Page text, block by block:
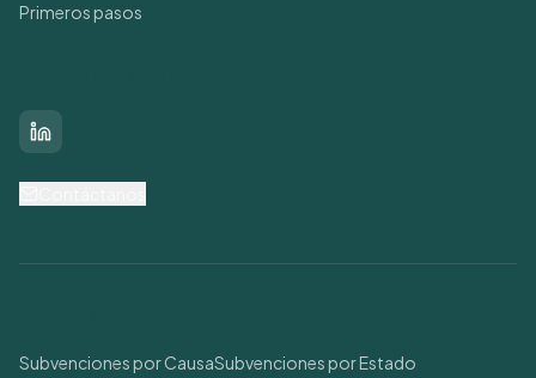
Primeros pasos
LinkedIn
Subvenciones por CausaSubvenciones por Estado